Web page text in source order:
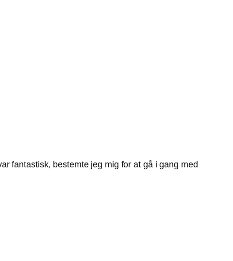
fantastisk, bestemte jeg mig for at gå i gang med